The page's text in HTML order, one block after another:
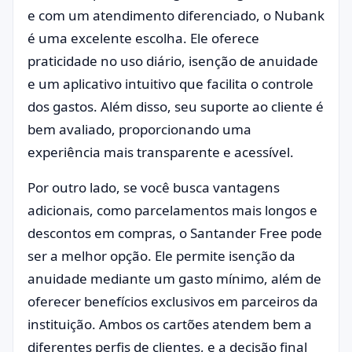
e com um atendimento diferenciado, o Nubank
é uma excelente escolha. Ele oferece
praticidade no uso diário, isenção de anuidade
e um aplicativo intuitivo que facilita o controle
dos gastos. Além disso, seu suporte ao cliente é
bem avaliado, proporcionando uma
experiência mais transparente e acessível.
Por outro lado, se você busca vantagens
adicionais, como parcelamentos mais longos e
descontos em compras, o Santander Free pode
ser a melhor opção. Ele permite isenção da
anuidade mediante um gasto mínimo, além de
oferecer benefícios exclusivos em parceiros da
instituição. Ambos os cartões atendem bem a
diferentes perfis de clientes, e a decisão final